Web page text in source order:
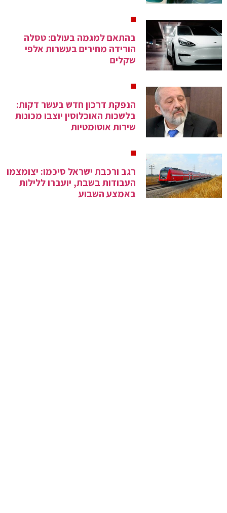
בהתאם למגמה בעולם: טסלה
הורידה מחירים בעשרות אלפי
שקלים
הנפקת דרכון חדש בעשר דקות:
בלשכות האוכלוסין יוצבו מכונות
שירות אוטומטיות
רגב ורכבת ישראל סיכמו: יצומצמו
העבודות בשבת, יועברו ללילות
באמצע השבוע